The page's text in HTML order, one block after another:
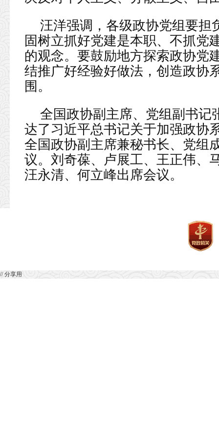
汪洋强调，各级政协党组要担
固树立抓好党建是本职、不抓党
的观念。要鼓励地方探索政协党
结推广好经验好做法，创造政协
围。
全国政协副主席、党组副书记
达了习近平总书记关于加强政协
全国政协副主席兼秘书长、党组
议。刘奇葆、卢展工、王正伟、
汪永清、何立峰出席会议。
// 分享用